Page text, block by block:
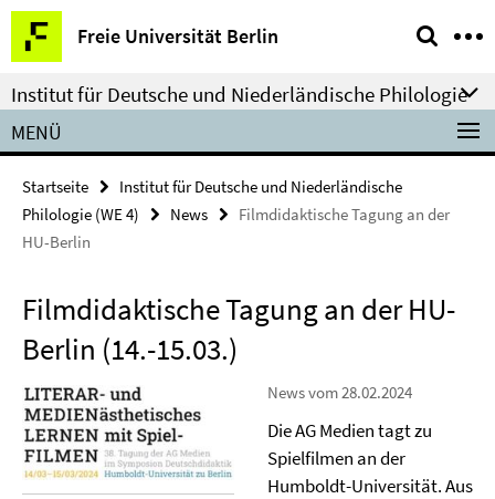
Springe
direkt
zu
Inhalt
Freie Universität Berlin
Service-
Navigation
Institut für Deutsche und Niederländische Philologie
MENÜ
Startseite
Institut für Deutsche und Niederländische
Philologie (WE 4)
News
Filmdidaktische Tagung an der
HU-Berlin
Filmdidaktische Tagung an der HU-
Berlin (14.-15.03.)
News vom 28.02.2024
Die AG Medien tagt zu
Spielfilmen an der
Humboldt-Universität. Aus